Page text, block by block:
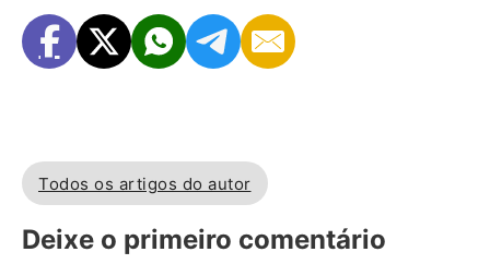
Todos os artigos do autor
Deixe o primeiro comentário